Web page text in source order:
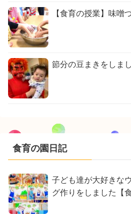
【食育の授業】味噌
節分の豆まきをしま
食育の園日記
子ども達が大好きな
グ作りをしました【